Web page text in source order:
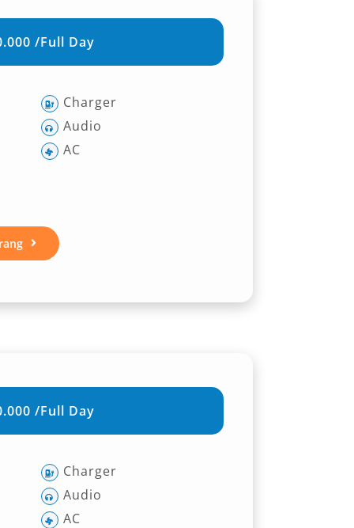
/Full Day
Charger
Audio
AC
/Full Day
Charger
Audio
AC